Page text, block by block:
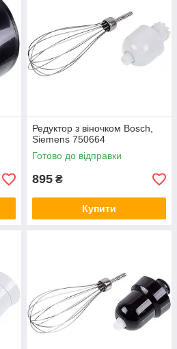
Редуктор з віночком Bosch,
Siemens 750664
Готово до відправки
895 ₴
Купити